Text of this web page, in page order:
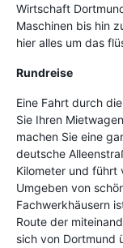
Wirtschaft
Maschinen bis hin
hier alles um das
Rundreise
Eine Fahrt durch
Sie Ihren
machen Sie eine
deutsche
Kilometer und führt
Umgeben von
Fachwerkhäusern
Route der
sich von Dortmund